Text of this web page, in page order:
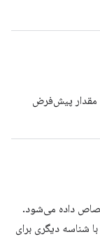
مقدار پیش‌فرض
داده می‌شود.
شناسه دیگری برای